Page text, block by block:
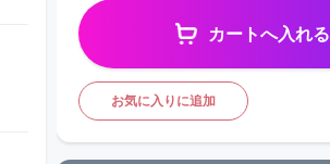
カートへ入れる
お気に入りに追加